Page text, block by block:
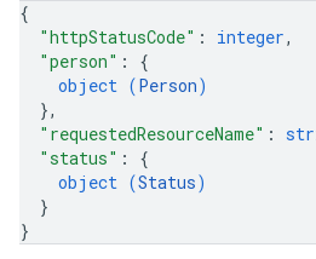
{
"httpStatusCode" : integer,
"person" : {
object (Person)
},
"requestedResourceName" :
"status" : {
object (Status)
}
}